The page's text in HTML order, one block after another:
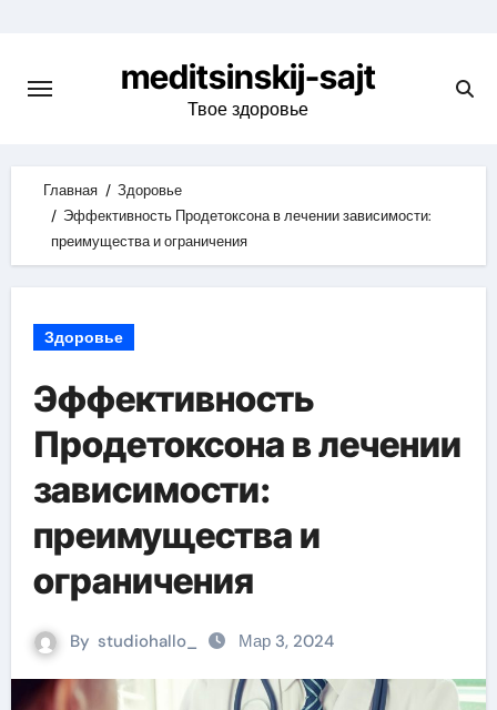
content
meditsinskij-sajt
Твое здоровье
Главная
Здоровье
Эффективность Продетоксона в лечении зависимости:
преимущества и ограничения
Здоровье
Эффективность
Продетоксона в лечении
зависимости:
преимущества и
ограничения
By studiohallo_ Мар 3, 2024